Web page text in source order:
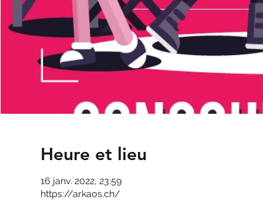
Heure et lieu
16 janv. 2022, 23:59
https://arkaos.ch/